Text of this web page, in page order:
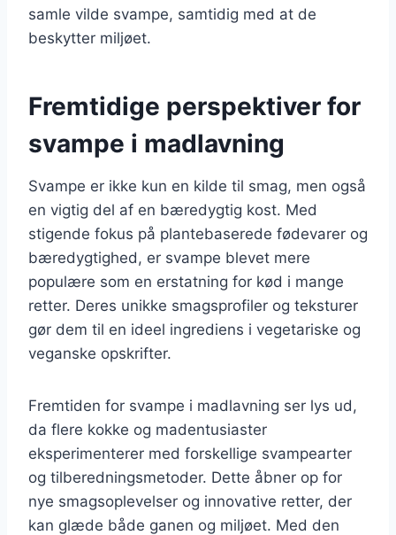
samle vilde svampe, samtidig med at de
beskytter miljøet.
Fremtidige perspektiver for
svampe i madlavning
Svampe er ikke kun en kilde til smag, men også
en vigtig del af en bæredygtig kost. Med
stigende fokus på plantebaserede fødevarer og
bæredygtighed, er svampe blevet mere
populære som en erstatning for kød i mange
retter. Deres unikke smagsprofiler og teksturer
gør dem til en ideel ingrediens i vegetariske og
veganske opskrifter.
Fremtiden for svampe i madlavning ser lys ud,
da flere kokke og madentusiaster
eksperimenterer med forskellige svampearter
og tilberedningsmetoder. Dette åbner op for
nye smagsoplevelser og innovative retter, der
kan glæde både ganen og miljøet. Med den